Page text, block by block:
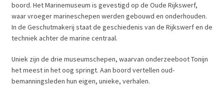
boord. Het Marinemuseum is gevestigd op de Oude Rijkswerf,
waar vroeger marineschepen werden gebouwd en onderhouden.
In de Geschutmakerij staat de geschiedenis van de Rijkswerf en de
techniek achter de marine centraal.
Uniek zijn de drie museumschepen, waarvan onderzeeboot Tonijn
het meest in het oog springt. Aan boord vertellen oud-
bemanningsleden hun eigen, unieke, verhalen.